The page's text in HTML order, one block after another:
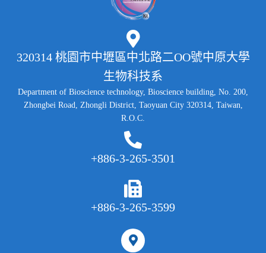
320314 桃園市中壢區中北路二OO號中原大學
生物科技系
Department of Bioscience technology, Bioscience building, No. 200,
Zhongbei Road, Zhongli District, Taoyuan City 320314, Taiwan,
R.O.C.
+886-3-265-3501
+886-3-265-3599